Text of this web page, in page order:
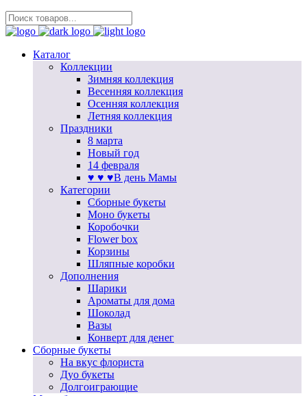
Каталог
Коллекции
Зимняя коллекция
Весенняя коллекция
Осенняя коллекция
Летняя коллекция
Праздники
8 марта
Новый год
14 февраля
♥ ♥ ♥В день Мамы
Категории
Сборные букеты
Моно букеты
Коробочки
Flower box
Корзины
Шляпные коробки
Дополнения
Шарики
Ароматы для дома
Шоколад
Вазы
Конверт для денег
Сборные букеты
На вкус флориста
Дуо букеты
Долгоиграющие